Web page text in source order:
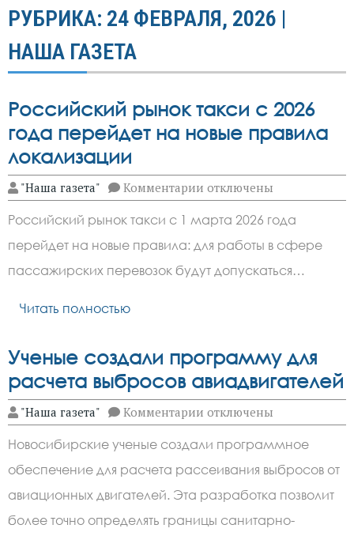
РУБРИКА: 24 ФЕВРАЛЯ, 2026 |
НАША ГАЗЕТА
Российский рынок такси с 2026
года перейдет на новые правила
локализации
"Наша газета" Комментарии к
записи
Российский
рынок
такси
с
2026
года
отключены
Российский рынок такси с 1 марта 2026 года
перейдет на новые правила: для работы в сфере
пассажирских перевозок будут допускаться…
Читать полностью
Ученые создали программу для
расчета выбросов авиадвигателей
"Наша газета" Комментарии к
записи
создали
программу
для
расчета
выбросов
авиадвигателей
отключены
Новосибирские ученые создали программное
обеспечение для расчета рассеивания выбросов от
авиационных двигателей. Эта разработка позволит
более точно определять границы санитарно-